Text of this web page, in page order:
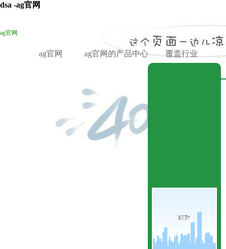
dsa -ag官网
ag官网
ag官网 ag官网的产品中心 覆盖行业